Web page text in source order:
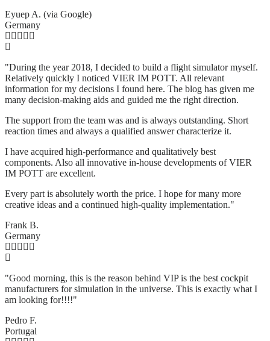
Eyuep A. (via Google)
Germany
"During the year 2018, I decided to build a flight simulator myself.
Relatively quickly I noticed VIER IM POTT. All relevant
information for my decisions I found here. The blog has given me
many decision-making aids and guided me the right direction.
The support from the team was and is always outstanding. Short
reaction times and always a qualified answer characterize it.
I have acquired high-performance and qualitatively best
components. Also all innovative in-house developments of VIER
IM POTT are excellent.
Every part is absolutely worth the price. I hope for many more
creative ideas and a continued high-quality implementation."
Frank B.
Germany
"Good morning, this is the reason behind VIP is the best cockpit
manufacturers for simulation in the universe. This is exactly what I
am looking for!!!!"
Pedro F.
Portugal